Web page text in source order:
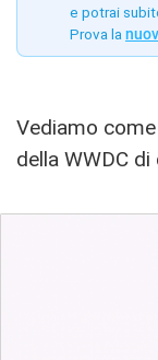
e potrai
Prova la
Vediamo
della WWDC di